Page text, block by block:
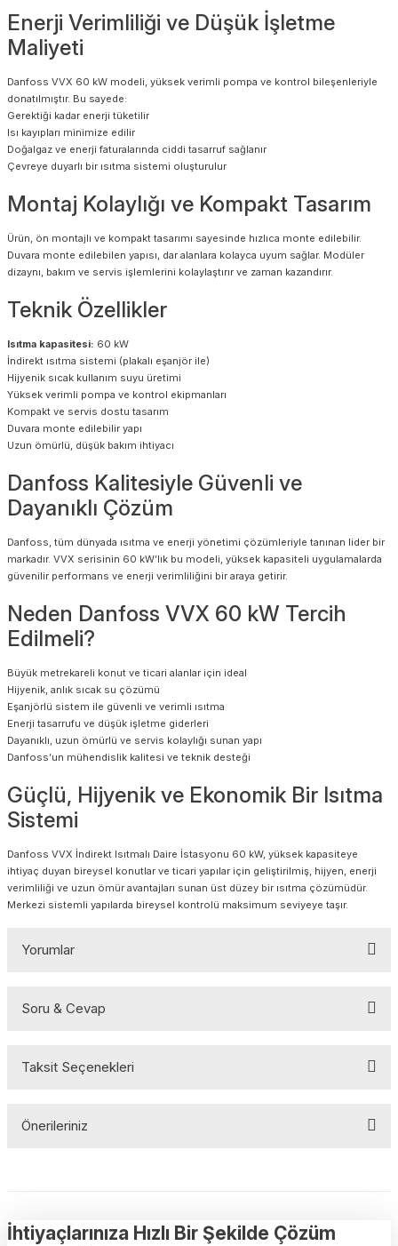
Enerji Verimliliği ve Düşük İşletme
Maliyeti
Danfoss VVX 60 kW modeli, yüksek verimli pompa ve kontrol bileşenleriyle
donatılmıştır. Bu sayede:
Gerektiği kadar enerji tüketilir
Isı kayıpları minimize edilir
Doğalgaz ve enerji faturalarında ciddi tasarruf sağlanır
Çevreye duyarlı bir ısıtma sistemi oluşturulur
Montaj Kolaylığı ve Kompakt Tasarım
Ürün, ön montajlı ve kompakt tasarımı sayesinde hızlıca monte edilebilir.
Duvara monte edilebilen yapısı, dar alanlara kolayca uyum sağlar. Modüler
dizaynı, bakım ve servis işlemlerini kolaylaştırır ve zaman kazandırır.
Teknik Özellikler
Isıtma kapasitesi: 60 kW
İndirekt ısıtma sistemi (plakalı eşanjör ile)
Hijyenik sıcak kullanım suyu üretimi
Yüksek verimli pompa ve kontrol ekipmanları
Kompakt ve servis dostu tasarım
Duvara monte edilebilir yapı
Uzun ömürlü, düşük bakım ihtiyacı
Danfoss Kalitesiyle Güvenli ve
Dayanıklı Çözüm
Danfoss, tüm dünyada ısıtma ve enerji yönetimi çözümleriyle tanınan lider bir
markadır. VVX serisinin 60 kW’lık bu modeli, yüksek kapasiteli uygulamalarda
güvenilir performans ve enerji verimliliğini bir araya getirir.
Neden Danfoss VVX 60 kW Tercih
Edilmeli?
Büyük metrekareli konut ve ticari alanlar için ideal
Hijyenik, anlık sıcak su çözümü
Eşanjörlü sistem ile güvenli ve verimli ısıtma
Enerji tasarrufu ve düşük işletme giderleri
Dayanıklı, uzun ömürlü ve servis kolaylığı sunan yapı
Danfoss’un mühendislik kalitesi ve teknik desteği
Güçlü, Hijyenik ve Ekonomik Bir Isıtma
Sistemi
Danfoss VVX İndirekt Isıtmalı Daire İstasyonu 60 kW, yüksek kapasiteye
ihtiyaç duyan bireysel konutlar ve ticari yapılar için geliştirilmiş, hijyen, enerji
verimliliği ve uzun ömür avantajları sunan üst düzey bir ısıtma çözümüdür.
Merkezi sistemli yapılarda bireysel kontrolü maksimum seviyeye taşır.
Yorumlar
Soru & Cevap
Taksit Seçenekleri
Önerileriniz
Görüş ve önerileriniz için teşekkür ederiz.
İhtiyaçlarınıza Hızlı Bir Şekilde Çözüm